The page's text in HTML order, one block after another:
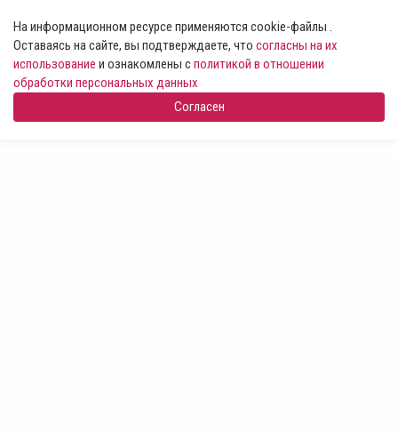
На информационном ресурсе применяются cookie-файлы .
Оставаясь на сайте, вы подтверждаете, что согласны на их
использование и ознакомлены сполитикой в отношении
обработки персональных данных
Согласен